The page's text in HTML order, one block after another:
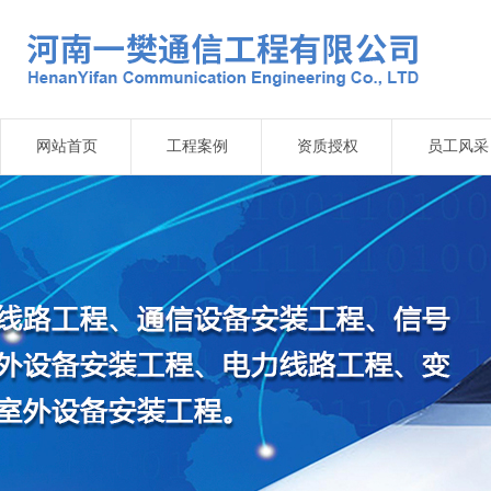
网站首页 工程案例 资质授权 员工风采